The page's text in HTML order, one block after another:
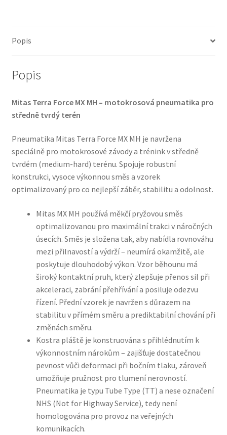
TT
množství
Popis
Popis
Mitas Terra Force MX MH – motokrosová pneumatika pro
středně tvrdý terén
Pneumatika Mitas Terra Force MX MH je navržena
speciálně pro motokrosové závody a trénink v středně
tvrdém (medium-hard) terénu. Spojuje robustní
konstrukci, vysoce výkonnou směs a vzorek
optimalizovaný pro co nejlepší záběr, stabilitu a odolnost.
Mitas MX MH používá měkčí pryžovou směs
optimalizovanou pro maximální trakci v náročných
úsecích. Směs je složena tak, aby nabídla rovnováhu
mezi přilnavostí a výdrží – neumírá okamžitě, ale
poskytuje dlouhodobý výkon. Vzor běhounu má
široký kontaktní pruh, který zlepšuje přenos sil při
akceleraci, zabrání přehřívání a posiluje odezvu
řízení. Přední vzorek je navržen s důrazem na
stabilitu v přímém směru a prediktabilní chování při
změnách směru.
Kostra pláště je konstruována s přihlédnutím k
výkonnostním nárokům – zajišťuje dostatečnou
pevnost vůči deformaci při bočním tlaku, zároveň
umožňuje pružnost pro tlumení nerovností.
Pneumatika je typu Tube Type (TT) a nese označení
NHS (Not for Highway Service), tedy není
homologována pro provoz na veřejných
komunikacích.